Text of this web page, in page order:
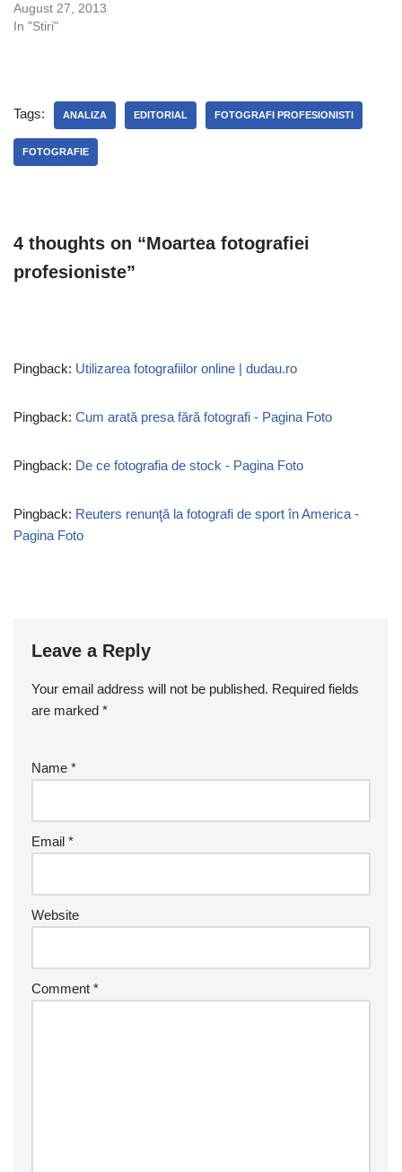
August 27, 2013
In "Stiri"
Tags: ANALIZA EDITORIAL FOTOGRAFI PROFESIONISTI
FOTOGRAFIE
4 thoughts on “Moartea fotografiei
profesioniste”
Pingback: Utilizarea fotografiilor online | dudau.ro
Pingback: Cum arată presa fără fotografi - Pagina Foto
Pingback: De ce fotografia de stock - Pagina Foto
Pingback: Reuters renunţă la fotografi de sport în America -
Pagina Foto
Leave a Reply
Your email address will not be published. Required fields
are marked *
Name *
Email *
Website
Comment *